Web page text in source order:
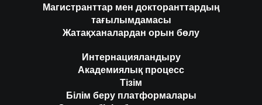
Магистранттар мен докторанттардың
тағылымдамасы
Жатақханалардан орын бөлу
Интернацияландыру
Академиялық процесс
Тізім
Білім беру платформалары